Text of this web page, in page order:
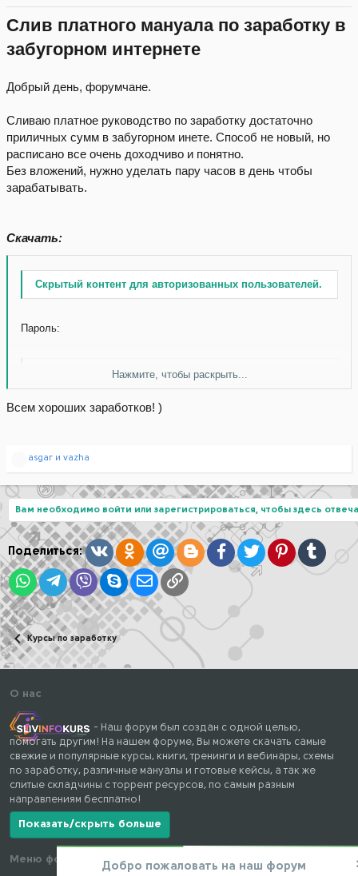
Слив платного мануала по заработку в
забугорном интернете
Добрый день, форумчане.
Сливаю платное руководство по заработку достаточно
приличных сумм в забугорном инете. Способ не новый, но
расписано все очень доходчиво и понятно.
Без вложений, нужно уделать пару часов в день чтобы
зарабатывать.
Скачать:
Скрытый контент для авторизованных пользователей.
Пароль:
Скачать без ограничений
Нажмите, чтобы раскрыть...
Всем хороших заработков! )
Р
ц
и
и
:
asgar и vazha
Вам необходимо войти или зарегистрироваться, чтобы здесь
Поделиться: ВконтактеОдноклассники
Mail.ruBloggerFacebook
TwitterPinterestTumblr
WhatsAppTelegram
Viber SkypeЭлектронная почта
Ссылка
Курсы по заработку
О нас
- Наш форум был создан с одной целью,
помогать другим! На нашем форуме, Вы можете скачать самые
свежие и популярные курсы, книги, тренинги и вебинары, схемы
по заработку, различные мануалы и готовые кейсы, а так же
слитые складчины с торрент ресурсов, по самым разным
направлениям бесплатно!
Показать/скрыть больше
Меню форума Наши контакты
Добро пожаловать на наш форум